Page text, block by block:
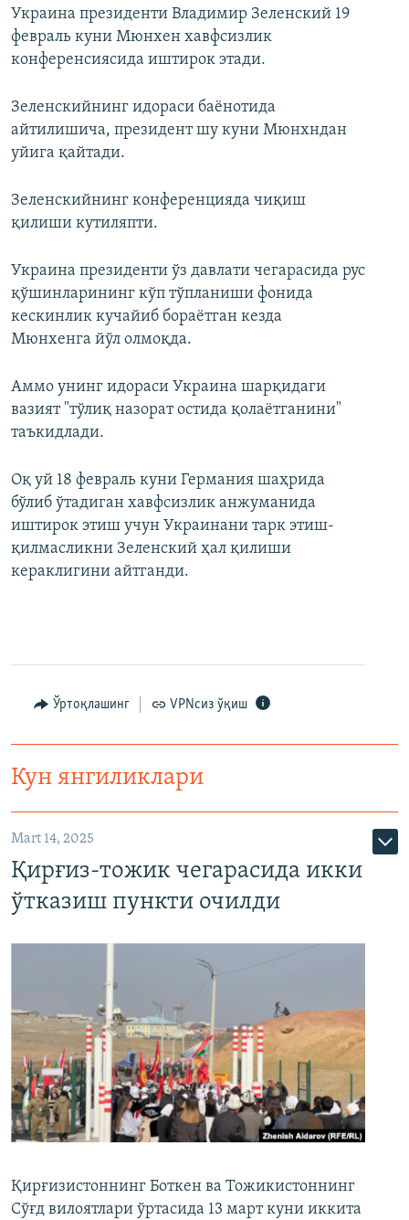
Украина президенти Владимир Зеленский 19
февраль куни Мюнхен хавфсизлик
конференсиясида иштирок этади.
Зеленскийнинг идораси баёнотида
айтилишича, президент шу куни Мюнхндан
уйига қайтади.
Зеленскийнинг конференцияда чиқиш
қилиши кутиляпти.
Украина президенти ўз давлати чегарасида рус
қўшинларининг кўп тўпланиши фонида
кескинлик кучайиб бораётган кезда
Мюнхенга йўл олмоқда.
Аммо унинг идораси Украина шарқидаги
вазият "тўлиқ назорат остида қолаётганини"
таъкидлади.
Оқ уй 18 февраль куни Германия шаҳрида
бўлиб ўтадиган хавфсизлик анжуманида
иштирок этиш учун Украинани тарк этиш-
қилмасликни Зеленский ҳал қилиши
кераклигини айтганди.
Ўртоқлашинг VPNсиз ўқиш
Кун янгиликлари
Mart 14, 2025
Қирғиз-тожик чегарасида икки
ўтказиш пункти очилди
Қирғизистоннинг Боткен ва Тожикистоннинг
Сўғд вилоятлари ўртасида 13 март куни иккита